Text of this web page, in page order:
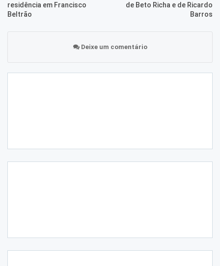
residência em Francisco
Beltrão
de Beto Richa e de Ricardo
Barros
Deixe um comentário